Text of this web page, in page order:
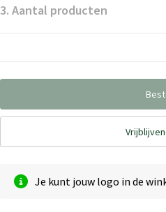
3. Aantal producten
Je kunt jouw logo in de